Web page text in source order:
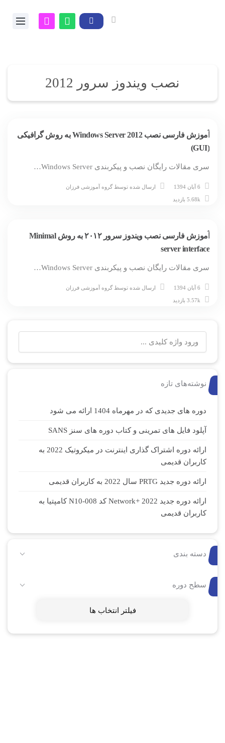
نصب ویندوز سرور 2012
آموزش فارسی نصب Windows Server 2012 به روش گرافیکی
(GUI)
سری مقالات رایگان نصب و پیکربندی Windows Server…
6 آبان 1394 ارسال شده توسط گروه آموزشی فرزان
آموزش فارسی نصب ویندوز سرور ۲۰۱۲ به روش Minimal
server interface
سری مقالات رایگان نصب و پیکربندی Windows Server…
6 آبان 1394 ارسال شده توسط گروه آموزشی فرزان
نوشته‌های تازه
دوره های جدیدی که در مهرماه 1404 ارائه می شود
آپلود فایل های تمرینی و کتاب دوره های سنز SANS
ارائه دوره اشتراک گذاری اینترنت در میکروتیک 2022 به
کاربران قدیمی
ارائه دوره جدید PRTG سال 2022 به کاربران قدیمی
ارائه دوره جدید Network+ 2022 کد N10-008 کامپتیا به
کاربران قدیمی
دسته بندی
سطح دوره
فیلتر انتخاب ها